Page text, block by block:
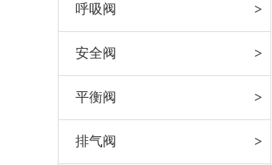
呼吸阀
安全阀
平衡阀
排气阀